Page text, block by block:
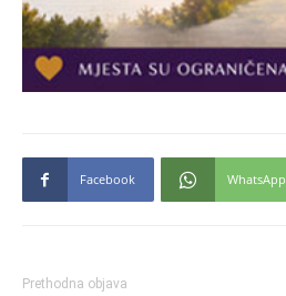
Facebook WhatsApp
Prethodna objava